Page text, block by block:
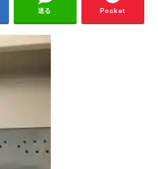
送る Pocket